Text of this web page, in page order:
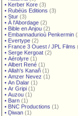
• Kerber Kore (3)
• Rubéüs Editions (3)
• Stur (3)
• À l'Abordage (2)
• Bible en Anjou (2)
• Embannadurioù Penkermin
• Evertype (2)
• France 3 Ouest / JPL Films
• Serge Kergoat (2)
• Aérolyre (1)
• Albert René (1)
• Allah's Kanañ (1)
• Amzer Nevez (1)
• An Dalar (1)
• Ar Gripi (1)
• Auzou (1)
• Barn (1)
• BNC Productions (1)
• Diwan (1)